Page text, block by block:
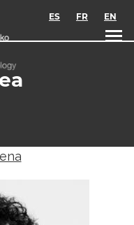
ES FR EN